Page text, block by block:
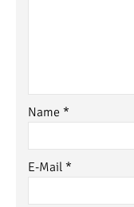
Name *
E-Mail *